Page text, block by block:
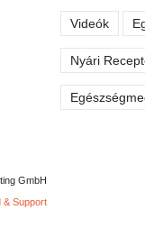
GmbH
& Support
Videók
Nyári